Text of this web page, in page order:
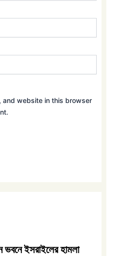
and website in this browser
ভবনে ইসরাইলের হামলা